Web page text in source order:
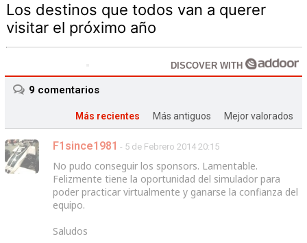
Los destinos que todos van a querer
visitar el próximo año
DISCOVER WITH
9comentarios
Más recientes Más antiguos Mejor valorados
F1since1981 - 5 de Febrero 2014 20:15
No pudo conseguir los sponsors. Lamentable.
Felizmente tiene la oportunidad del simulador para
poder practicar virtualmente y ganarse la confianza del
equipo.
Saludos